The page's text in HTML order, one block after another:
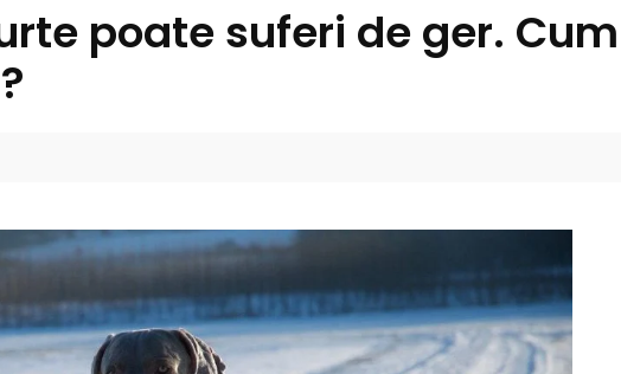
poate suferi de ger.